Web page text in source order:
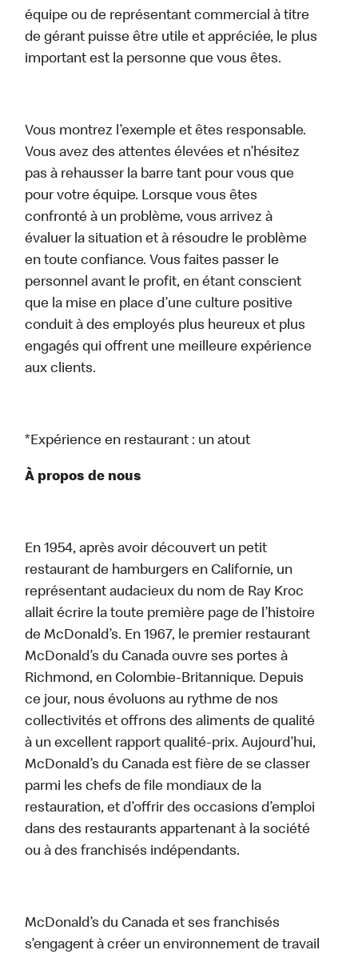
équipe ou de représentant commercial à titre
de gérant puisse être utile et appréciée, le plus
important est la personne que vous êtes.
Vous montrez l’exemple et êtes responsable.
Vous avez des attentes élevées et n’hésitez
pas à rehausser la barre tant pour vous que
pour votre équipe. Lorsque vous êtes
confronté à un problème, vous arrivez à
évaluer la situation et à résoudre le problème
en toute confiance. Vous faites passer le
personnel avant le profit, en étant conscient
que la mise en place d’une culture positive
conduit à des employés plus heureux et plus
engagés qui offrent une meilleure expérience
aux clients.
*Expérience en restaurant : un atout
À propos de nous
En 1954, après avoir découvert un petit
restaurant de hamburgers en Californie, un
représentant audacieux du nom de Ray Kroc
allait écrire la toute première page de l’histoire
de McDonald’s. En 1967, le premier restaurant
McDonald’s du Canada ouvre ses portes à
Richmond, en Colombie-Britannique. Depuis
ce jour, nous évoluons au rythme de nos
collectivités et offrons des aliments de qualité
à un excellent rapport qualité-prix. Aujourd’hui,
McDonald’s du Canada est fière de se classer
parmi les chefs de file mondiaux de la
restauration, et d’offrir des occasions d’emploi
dans des restaurants appartenant à la société
ou à des franchisés indépendants.
McDonald’s du Canada et ses franchisés
s’engagent à créer un environnement de travail